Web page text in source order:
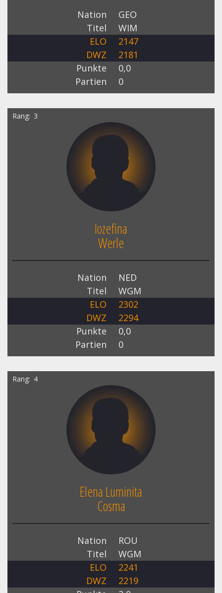
Nation
GEO
Titel
WIM
ELO
2147
DWZ
2181
Punkte
0,0
Partien
0
Rang 3
Iozefina
Werle
Nation
NED
Titel
WGM
ELO
2302
DWZ
2294
Punkte
0,0
Partien
0
Rang 4
Elena Luminita
Cosma
Nation
ROU
Titel
WGM
ELO
2241
DWZ
2219